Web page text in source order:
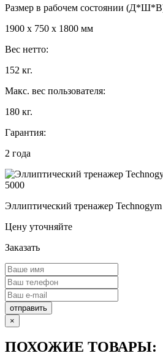
Размер в рабочем состоянии
1900 x 750 x 1800 мм
Вес нетто:
152 кг.
Макс. вес пользователя:
180 кг.
Гарантия:
2 года
Эллиптический тренажер
Цену уточняйте
Заказать
отправить
×
ПОХОЖИЕ ТОВАРЫ: